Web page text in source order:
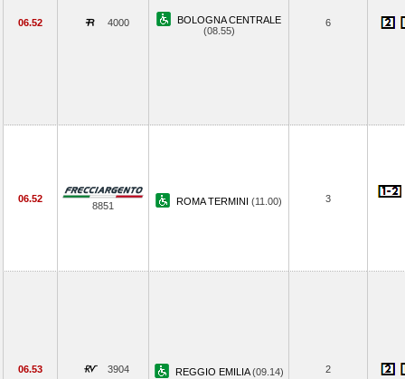
06.52 4000
BOLOGNA CENTRALE
(08.55)
6
06.52
8851 ROMA TERMINI (11.00) 3
06.53 3904 REGGIO EMILIA(09.14) 2